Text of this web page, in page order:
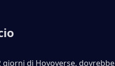
di Hoyoverse, dovrebbe